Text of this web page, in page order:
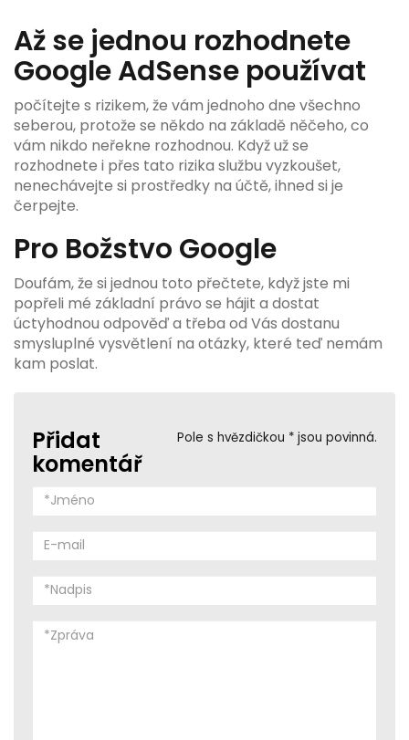
Až se jednou rozhodnete
Google AdSense používat
počítejte s rizikem, že vám jednoho dne všechno
seberou, protože se někdo na základě něčeho, co
vám nikdo neřekne rozhodnou. Když už se
rozhodnete i přes tato rizika službu vyzkoušet,
nenechávejte si prostředky na účtě, ihned si je
čerpejte.
Pro Božstvo Google
Doufám, že si jednou toto přečtete, když jste mi
popřeli mé základní právo se hájit a dostat
úctyhodnou odpověď a třeba od Vás dostanu
smysluplné vysvětlení na otázky, které teď nemám
kam poslat.
Pole s hvězdičkou * jsou povinná.
Přidat
komentář